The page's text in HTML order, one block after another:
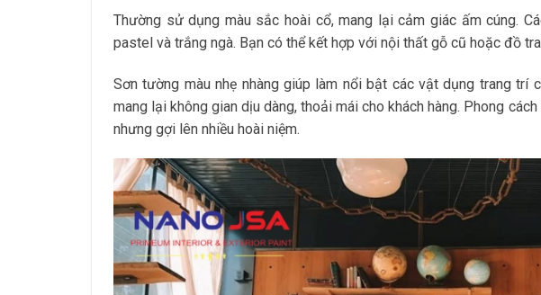
Thường sử dụng màu sắc hoài cổ, mang lại cảm giác ấm cúng.
pastel và trắng ngà. Bạn có thể kết hợp với nội thất gỗ cũ hoặc đồ
Sơn tường màu nhẹ nhàng giúp làm nổi bật các vật dụng trang trí
mang lại không gian dịu dàng, thoải mái cho khách hàng. Phong
nhưng gợi lên nhiều hoài niệm.